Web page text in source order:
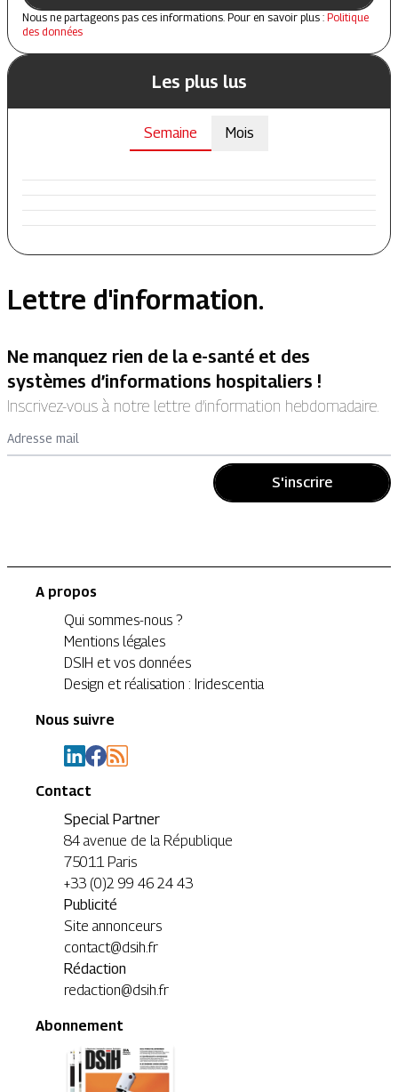
Nous ne partageons pas ces informations. Pour en savoir plus : Politique
des données
Les plus lus
Semaine Mois
Lettre d'information.
Ne manquez rien de la e-santé et des
systèmes d’informations hospitaliers !
Inscrivez-vous à notre lettre d’information hebdomadaire.
Adresse mail
S'inscrire
A propos
Qui sommes-nous ?
Mentions légales
DSIH et vos données
Design et réalisation : Iridescentia
Nous suivre
Contact
Special Partner
84 avenue de la République
75011 Paris
+33 (0)2 99 46 24 43
Publicité
Site annonceurs
contact@dsih.fr
Rédaction
redaction@dsih.fr
Abonnement